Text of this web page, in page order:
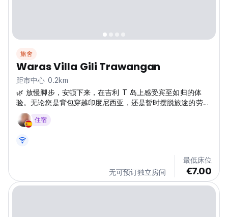
旅舍
Waras Villa Gili Trawangan
距市中心 0.2km
🌿 放慢脚步，安顿下来，在吉利 T 岛上感受宾至如归的体
验。无论您是背包穿越印度尼西亚，还是暂时摆脱旅途的劳
累，我们舒适的海岛旅馆都是您在吉利特拉旺安中心地带的宁
静避风港。旅馆隐匿于主路旁，周围环境安静祥和，但距离海
共享客房和私人客房被热带花园和摇曳的棕榈树所环绕，旨在
为您提供舒适和交流的场所。您可以在泳池边悠闲地阅读，利
用我们强大的 Wi-Fi 进行远程工作，或者在星空下与其他旅客
分享彼此的故事。 💙 是独自旅行者和悠闲探险家的理想之选
📍 位置安静居中...
住宿
无可预订独立房间
最低床位
€7.00